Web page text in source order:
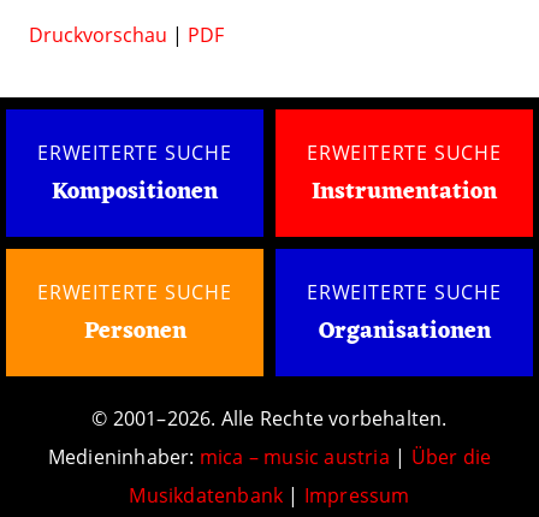
Druckvorschau | PDF
ERWEITERTE SUCHE
Kompositionen
ERWEITERTE SUCHE
Instrumentation
ERWEITERTE SUCHE
Personen
ERWEITERTE SUCHE
Organisationen
© 2001–2026. Alle Rechte vorbehalten.
Medieninhaber: mica – music austria | Über die
Musikdatenbank | Impressum